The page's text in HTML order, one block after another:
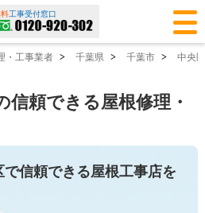
工事受付窓口
・工事業者 > 千葉県 > 千葉市 > 中央区
信頼できる屋根修理・
信頼できる屋根工事店を